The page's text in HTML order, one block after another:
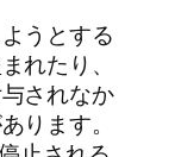
うとする
れたり、
されなか
ります。